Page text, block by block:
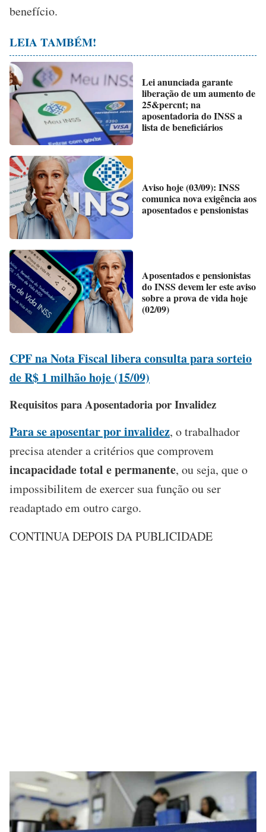
benefício.
LEIA TAMBÉM!
Lei anunciada garante
liberação de um aumento de
25&percnt; na
aposentadoria do INSS a
lista de beneficiários
Aviso hoje (03/09): INSS
comunica nova exigência aos
aposentados e pensionistas
Aposentados e pensionistas
do INSS devem ler este aviso
sobre a prova de vida hoje
(02/09)
CPF na Nota Fiscal libera consulta para sorteio
de R$ 1 milhão hoje (15/09)
Requisitos para Aposentadoria por Invalidez
Para se aposentar por invalidez, o trabalhador
precisa atender a critérios que comprovem
incapacidade total e permanente, ou seja, que o
impossibilitem de exercer sua função ou ser
readaptado em outro cargo.
CONTINUA DEPOIS DA PUBLICIDADE